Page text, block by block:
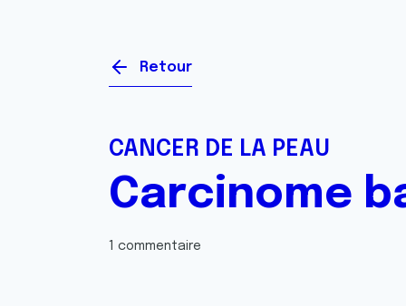
Retour
CANCER DE LA PEAU
Carcinome
1 commentaire